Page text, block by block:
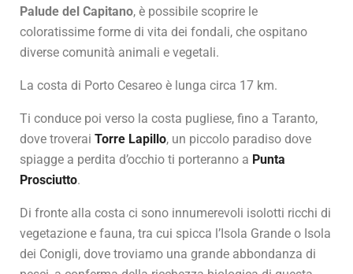
Palude del Capitano, è possibile scoprire le
coloratissime forme di vita dei fondali, che ospitano
diverse comunità animali e vegetali.
La costa di Porto Cesareo è lunga circa 17 km.
Ti conduce poi verso la costa pugliese, fino a Taranto,
dove troverai Torre Lapillo, un piccolo paradiso dove
spiagge a perdita d’occhio ti porteranno a Punta
Prosciutto.
Di fronte alla costa ci sono innumerevoli isolotti ricchi di
vegetazione e fauna, tra cui spicca l’Isola Grande o Isola
dei Conigli, dove troviamo una grande abbondanza di